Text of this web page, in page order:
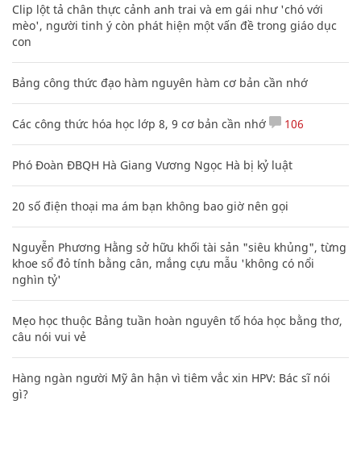
Clip lột tả chân thực cảnh anh trai và em gái như 'chó với
mèo', người tinh ý còn phát hiện một vấn đề trong giáo dục
con
Bảng công thức đạo hàm nguyên hàm cơ bản cần nhớ
Các công thức hóa học lớp 8, 9 cơ bản cần nhớ 106
Phó Đoàn ĐBQH Hà Giang Vương Ngọc Hà bị kỷ luật
20 số điện thoại ma ám bạn không bao giờ nên gọi
Nguyễn Phương Hằng sở hữu khối tài sản "siêu khủng", từng
khoe sổ đỏ tính bằng cân, mắng cựu mẫu 'không có nổi
nghìn tỷ'
Mẹo học thuộc Bảng tuần hoàn nguyên tố hóa học bằng thơ,
câu nói vui vẻ
Hàng ngàn người Mỹ ân hận vì tiêm vắc xin HPV: Bác sĩ nói
gì?